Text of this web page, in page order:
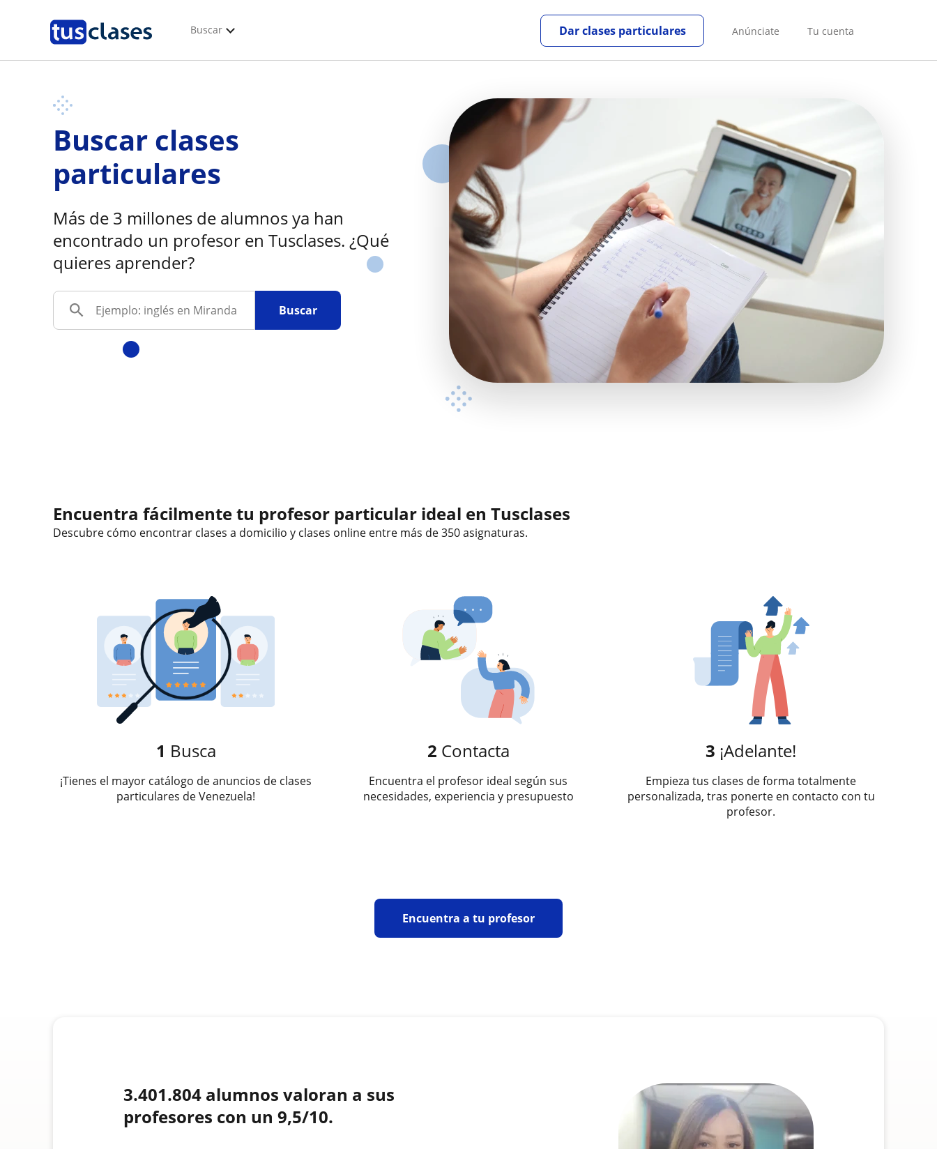
Buscar Anúnciate Tu cuenta
Dar clases particulares
Buscar clases
particulares
Más de 3 millones de alumnos ya han
encontrado un profesor en Tusclases. ¿Qué
quieres aprender?
Buscar
Encuentra fácilmente tu profesor particular ideal en Tusclases
Descubre cómo encontrar clases a domicilio y clases online entre más de 350 asignaturas.
1 Busca
¡Tienes el mayor catálogo de anuncios de clases
particulares de Venezuela!
2 Contacta
Encuentra el profesor ideal según sus
necesidades, experiencia y presupuesto
3 ¡Adelante!
Empieza tus clases de forma totalmente
personalizada, tras ponerte en contacto con tu
profesor.
Encuentra a tu profesor
3.401.804 alumnos valoran a sus
profesores con un 9,5/10.